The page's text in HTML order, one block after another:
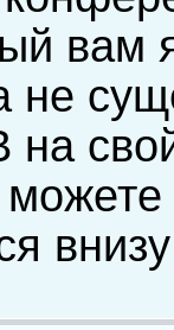
вам
не
на